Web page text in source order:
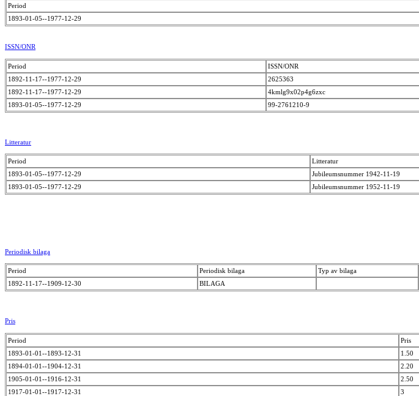
Period
1893-01-05--1977-12-29
ISSN/ONR
Period ISSN/ONR
1892-11-17--1977-12-29
2625363
1892-11-17--1977-12-29
4kmlg9x02p4g6zxc
1893-01-05--1977-12-29
99-2761210-9
Litteratur
Period Litteratur
1893-01-05--1977-12-29
Jubileumsnummer 1942-11-19
1893-01-05--1977-12-29
Jubileumsnummer 1952-11-19
Periodisk bilaga
Period Periodisk bilaga Typ av bilaga
1892-11-17--1909-12-30
BILAGA
Pris
Period Pris
1893-01-01--1893-12-31
1.50
1894-01-01--1904-12-31
2.20
1905-01-01--1916-12-31
2.50
1917-01-01--1917-12-31
3